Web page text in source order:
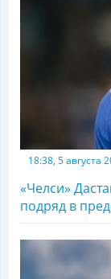
18:38, 5 августа
«Челси»
подряд в